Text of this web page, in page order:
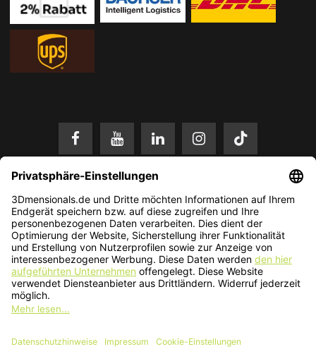
* Alle Preise in EUR inkl. gesetzl. Mehrwertsteuer zzgl. Versandkosten.
Änderungen und Irrtümer vorbehalten. Nur solange der Vorrat reicht.
© 2026 3Dmensionals / PONTIALIS GmbH & Co. KG - All Rights Reserved.​
Kundenbewertung